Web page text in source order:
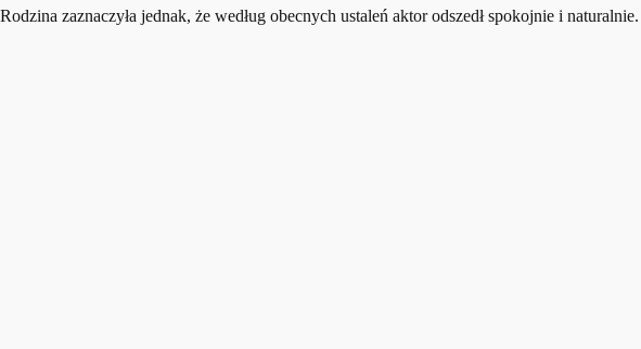
Rodzina zaznaczyła jednak, że według obecnych ustaleń aktor odszedł spokojnie i